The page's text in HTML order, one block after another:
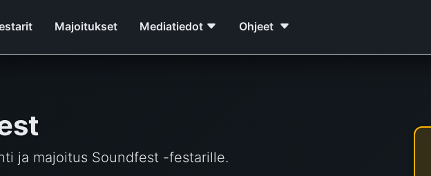
Majoitukset Mediatiedot Ohjeet
ja majoitus Soundfest -festarille.